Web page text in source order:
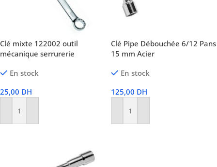
Clé mixte 122002 outil
mécanique serrurerie
En stock
25,00 DH
Ajouter Au Panier
Clé Pipe Débouchée 6/12 Pans
15 mm Acier
En stock
125,00 DH
Ajouter Au Panier